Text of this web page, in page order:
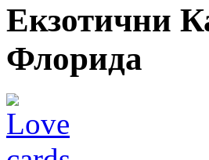
Екзотични
Флорида